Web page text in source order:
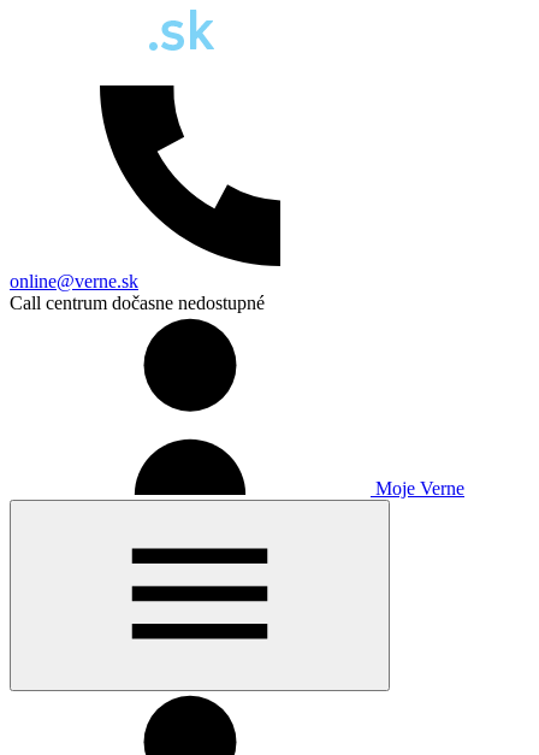
online@verne.sk
Call centrum dočasne nedostupné
Moje Verne